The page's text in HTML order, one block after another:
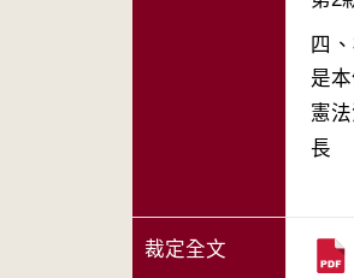
四
是
憲
長
裁定全文